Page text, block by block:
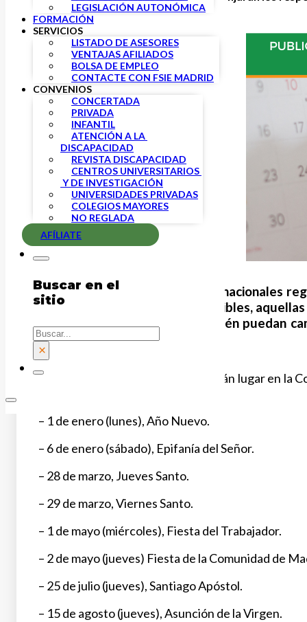
LEGISLACIÓN AUTONÓMICA
FORMACIÓN
SERVICIOS
LISTADO DE ASESORES
VENTAJAS AFILIADOS
BOLSA DE EMPLEO
CONTACTE CON FSIE MADRID
CONVENIOS
CONCERTADA
PRIVADA
INFANTIL
ATENCIÓN A LA
DISCAPACIDAD
REVISTA DISCAPACIDAD
CENTROS UNIVERSITARIOS
Y DE INVESTIGACIÓN
UNIVERSIDADES PRIVADAS
COLEGIOS MAYORES
NO REGLADA
AFÍLIATE
Buscar en el
sitio
Buscar
×
Dentro del conjunto de fiestas nacionales
una parte, las fiestas no sustituibles,
en el que las autonomías también puedan
coincidir en domingo.
Así, en 2024 los festivos que tendrán lugar en la
– 1 de enero (lunes), Año Nuevo.
– 6 de enero (sábado), Epifanía del Señor.
– 28 de marzo, Jueves Santo.
– 29 de marzo, Viernes Santo.
– 1 de mayo (miércoles), Fiesta del Trabajador.
– 2 de mayo (jueves) Fiesta de la Comunidad de
– 25 de julio (jueves), Santiago Apóstol.
– 15 de agosto (jueves), Asunción de la Virgen.